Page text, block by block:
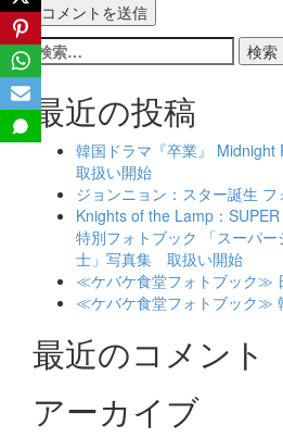
検
索:
最近の投稿
韓国ドラマ『卒業』 Midnight
取扱い開始
ジョンニョン：スター誕生 フ
Knights of the Lamp：
特別フォトブック 「スーパ
士」写真集 取扱い開始
≪ケバケ食堂フォトブック≫
≪ケバケ食堂フォトブック≫
最近のコメント
アーカイブ